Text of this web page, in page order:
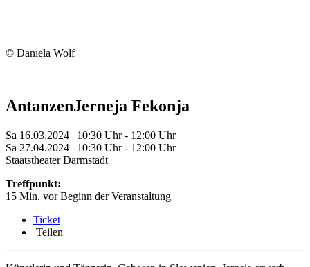
© Daniela Wolf
AntanzenJerneja Fekonja
Sa 16.03.2024 | 10:30 Uhr - 12:00 Uhr
Sa 27.04.2024 | 10:30 Uhr - 12:00 Uhr
Staatstheater Darmstadt
Treffpunkt:
15 Min. vor Beginn der Veranstaltung
Ticket
Teilen